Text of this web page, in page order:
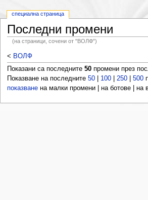
Последни промени
(на страници, сочени от "ВОЛФ")
< ВОЛФ
Показани са последните 50промени през
Показване на последните 50| 100| 250| 500
показванена малки промени | на ботове | на
специална страница